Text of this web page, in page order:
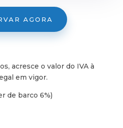
AGORA
acresce o valor do IVA à
em vigor.
de barco 6%)